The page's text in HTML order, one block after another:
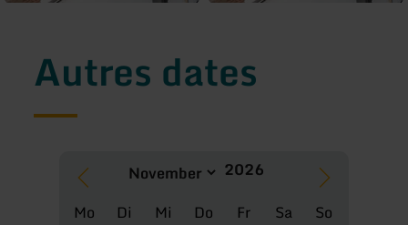
Autres dates
Mo Di Mi Do Fr Sa So